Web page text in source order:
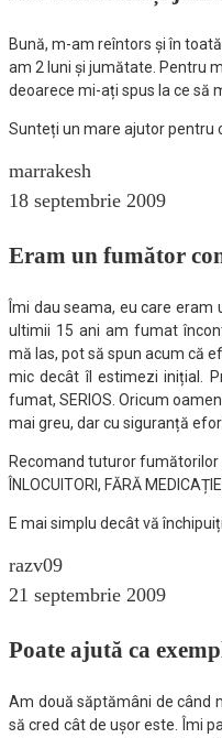
Bună, m-am reîntors și în
am 2 luni și jumătate. Pentru
deoarece mi-ați spus la ce să
Sunteți un mare ajutor pentru
marrakesh
18 septembrie 2009
Eram un fumător
Îmi dau seama, eu care
ultimii 15 ani am fumat
mă las, pot să spun acum că
mic decât îl estimezi inițial.
fumat, SERIOS. Oricum
mai greu, dar cu siguranță
Recomand tuturor fumătorilor
ÎNLOCUITORI, FĂRĂ
E mai simplu decât vă
razv09
21 septembrie 2009
Poate ajută ca
Am două săptămâni de când
să cred cât de ușor este. Îmi